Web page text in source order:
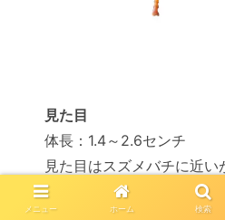
見た目
体長：1.4～2.6センチ
見た目はスズメバチに近
細身で小さい
メニュー ホーム 検索